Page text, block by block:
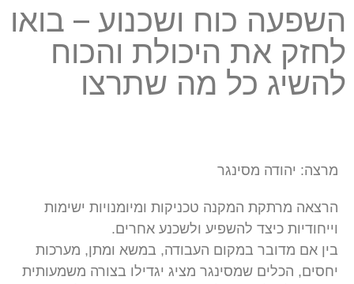
השפעה כוח ושכנוע – בואו
לחזק את היכולת והכוח
להשיג כל מה שתרצו
מרצה: יהודה מסינגר
הרצאה מרתקת המקנה טכניקות ומיומנויות ישימות
וייחודיות כיצד להשפיע ולשכנע אחרים.
בין אם מדובר במקום העבודה, במשא ומתן, מערכות
יחסים, הכלים שמסינגר מציג יגדילו בצורה משמעותית